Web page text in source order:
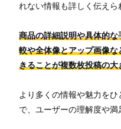
れない情報も詳しく伝えら
商品の詳細説明や具体的
較や全体像とアップ画像
きることが複数枚投稿の
より多くの情報や魅力を
で、ユーザーの理解度や満